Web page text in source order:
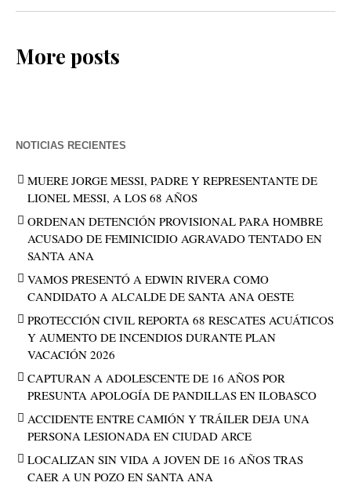
More posts
NOTICIAS RECIENTES
MUERE JORGE MESSI, PADRE Y REPRESENTANTE DE
LIONEL MESSI, A LOS 68 AÑOS
ORDENAN DETENCIÓN PROVISIONAL PARA HOMBRE
ACUSADO DE FEMINICIDIO AGRAVADO TENTADO EN
SANTA ANA
VAMOS PRESENTÓ A EDWIN RIVERA COMO
CANDIDATO A ALCALDE DE SANTA ANA OESTE
PROTECCIÓN CIVIL REPORTA 68 RESCATES ACUÁTICOS
Y AUMENTO DE INCENDIOS DURANTE PLAN
VACACIÓN 2026
CAPTURAN A ADOLESCENTE DE 16 AÑOS POR
PRESUNTA APOLOGÍA DE PANDILLAS EN ILOBASCO
ACCIDENTE ENTRE CAMIÓN Y TRÁILER DEJA UNA
PERSONA LESIONADA EN CIUDAD ARCE
LOCALIZAN SIN VIDA A JOVEN DE 16 AÑOS TRAS
CAER A UN POZO EN SANTA ANA